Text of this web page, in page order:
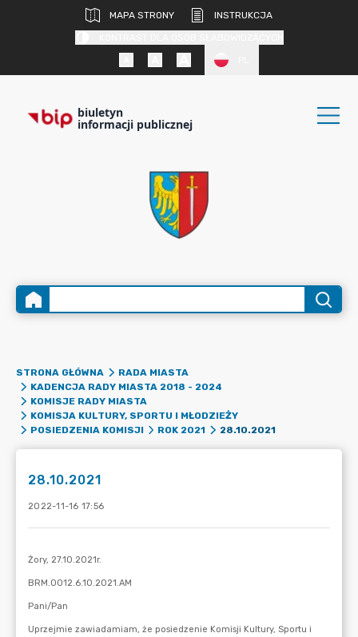
MAPA STRONY
INSTRUKCJA
biuletyn
informacji publicznej
STRONA GŁÓWNA
RADA MIASTA
KADENCJA RADY MIASTA 2018 - 2024
KOMISJE RADY MIASTA
KOMISJA KULTURY, SPORTU I MŁODZIEŻY
POSIEDZENIA KOMISJI
ROK 2021 28.10.2021
28.10.2021
2022-11-16 17:56